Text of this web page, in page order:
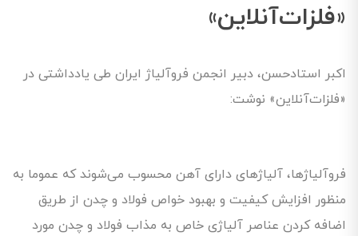
«فلزات‌آنلاین»
اکبر استادحسن، دبير انجمن فروآلياژ ايران طی یادداشتی در
«فلزات‌آنلاین» نوشت:
فروآلیاژها، آلیاژهای دارای آهن محسوب می‌شوند که عموما به
‌منظور افزایش کیفیت و بهبود خواص فولاد و چدن از طریق
اضافه کردن عناصر آلیاژی خاص به مذاب فولاد و چدن مورد